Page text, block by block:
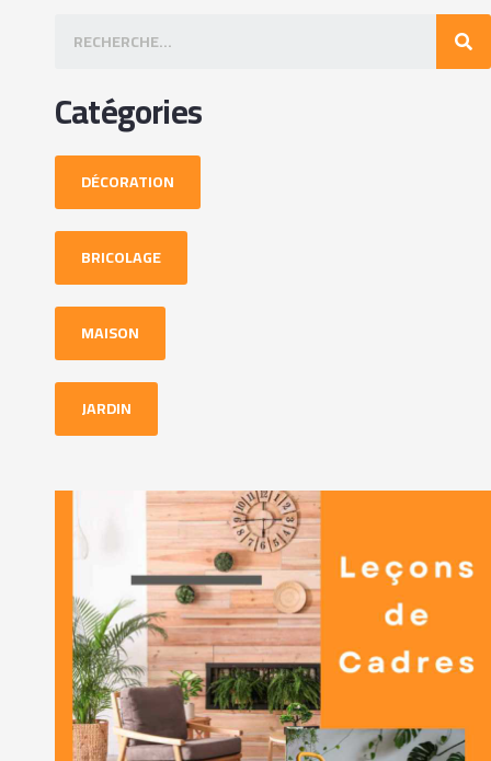
Catégories
DÉCORATION
BRICOLAGE
MAISON
JARDIN